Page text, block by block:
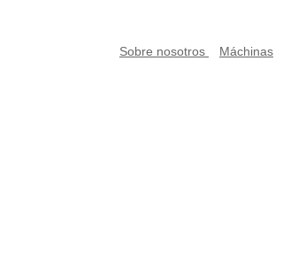
Sobre nosotros Máchinas